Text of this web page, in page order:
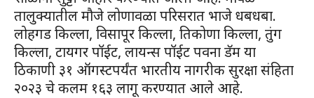
तालुक्यातील मौजे लोणावळा परिसरात भाजे धबधबा.
लोहगड किल्ला, विसापूर किल्ला, तिकोणा किल्ला, तुंग
किल्ला, टायगर पॉईट, लायन्स पॉईट पवना डॅम या
ठिकाणी ३१ ऑगस्टपर्यंत भारतीय नागरीक सुरक्षा संहिता
२०२३ चे कलम १६३ लागू करण्यात आले आहे.